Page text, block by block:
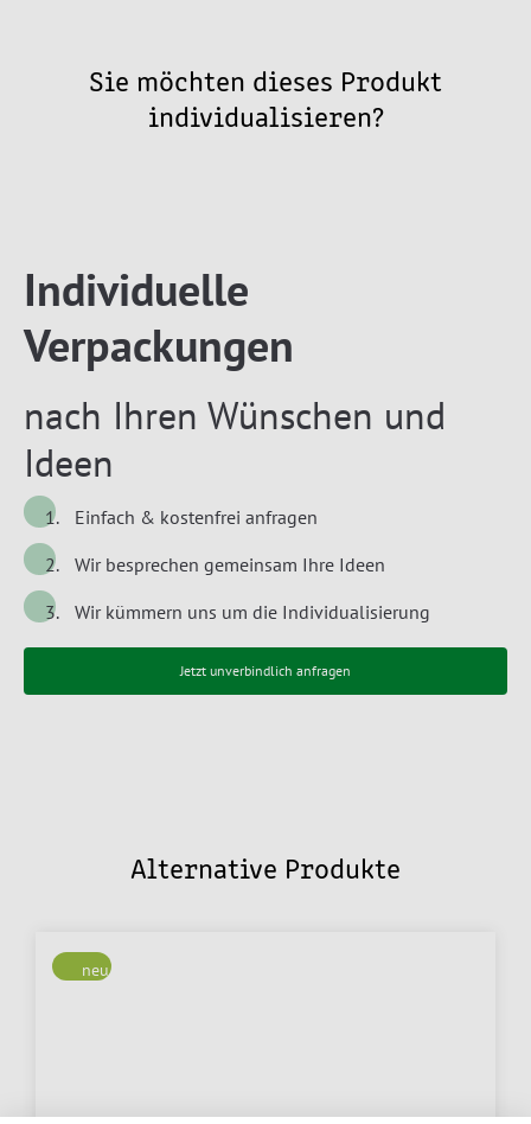
Sie möchten dieses Produkt
individualisieren?
Individuelle
Verpackungen
nach Ihren Wünschen und
Ideen
Einfach & kostenfrei anfragen
Wir besprechen gemeinsam Ihre Ideen
Wir kümmern uns um die Individualisierung
Jetzt unverbindlich anfragen
Alternative Produkte
neu